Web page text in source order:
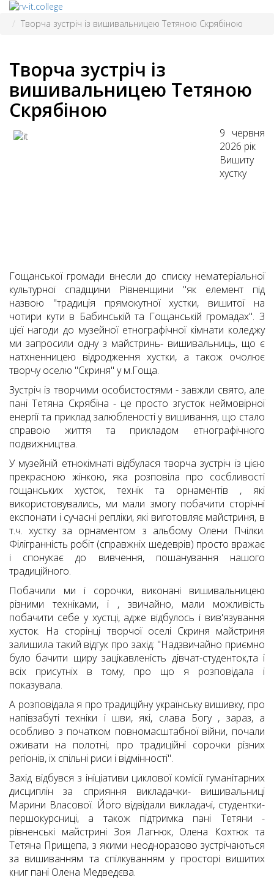
Творча зустріч із вишивальницею Тетяною Скрябіною
Творча зустріч із
вишивальницею Тетяною
Скрябіною
9 червня
2026 рік
Вишиту
хустку
Гощанської громади внесли до списку нематеріальної
культурної спадщини Рівненщини "як елемент під
назвою "традиція прямокутної хустки, вишитої на
чотири кути в Бабинській та Гощанській громадах". З
цієї нагоди до музейної етнографічної кімнати коледжу
ми запросили одну з майстринь- вишивальниць, що є
натхненницею відродження хустки, а також очолює
творчу оселю "Скриня" у м.Гоща.
Зустріч із творчими особистостями - завжли свято, але
пані Тетяна Скрябіна - це просто згусток неймовірної
енергії та приклад залюбленості у вишивання, що стало
справою життя та прикладом етнографічного
подвижництва.
У музейній етнокімнаті відбулася творча зустріч із цією
прекрасною жінкою, яка розповіла про сосбливості
гощанських хусток, технік та орнаментів , які
використовувались, ми мали змогу побачити сторічні
експонати і сучасні репліки, які виготовляє майстриня, в
т.ч. хустку за орнаментом з альбому Олени Пчілки.
Філігранність робіт (справжніх шедеврів) просто вражає
і спонукає до вивчення, пошанування нашого
традиційного.
Побачили ми і сорочки, виконані вишивальницею
різними техніками, і , звичайно, мали можливість
побачити себе у хустці, адже відбулось і вив'язування
хусток. На сторінці творчої оселі Скриня майстриня
залишила такий відгук про захід: "Надзвичайно приємно
було бачити щиру зацікавленість дівчат-студенток,та і
всіх присутніх в тому, про що я розповідала і
показувала.
А розповідала я про традиційну українську вишивку, про
напівзабуті техніки і шви, які, слава Богу , зараз, а
особливо з початком повномасштабної війни, почали
оживати на полотні, про традиційні сорочки різних
регіонів, їх спільні риси і відмінності".
Захід відбувся з ініціативи циклової комісії гуманітарних
дисциплін за сприяння викладачки- вишивальниці
Марини Власової. Його відвідали викладачі, студентки-
першокурсниці, а також підтримка пані Тетяни -
рівненські майстрині Зоя Лагнюк, Олена Кохтюк та
Тетяна Прищепа, з якими неодноразово зустрічаються
за вишиванням та спілкуванням у просторі вишитих
книг пані Олена Медведєва.